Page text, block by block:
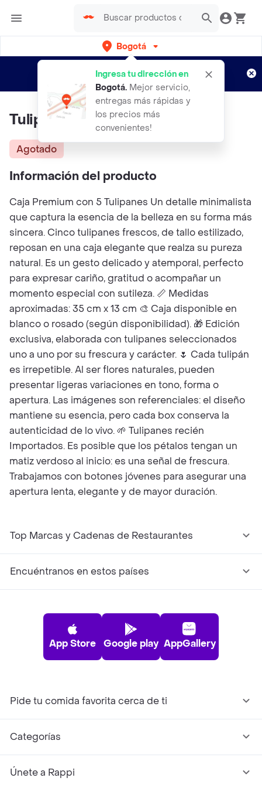
Bogotá
Ingresa tu dirección en
Bogotá. Mejor servicio,
entregas más rápidas y
los precios más
convenientes!
envíos gratis por semanas
Aplican TyC
Tulipanes Amarillos En Caja
Agotado
Información del producto
Caja Premium con 5 Tulipanes Un detalle minimalista
que captura la esencia de la belleza en su forma más
sincera. Cinco tulipanes frescos, de tallo estilizado,
reposan en una caja elegante que realza su pureza
natural. Es un gesto delicado y atemporal, perfecto
para expresar cariño, gratitud o acompañar un
momento especial con sutileza. 📏 Medidas
aproximadas: 35 cm x 13 cm 🎨 Caja disponible en
blanco o rosado (según disponibilidad). 🎁 Edición
exclusiva, elaborada con tulipanes seleccionados
uno a uno por su frescura y carácter. 🌷 Cada tulipán
es irrepetible. Al ser flores naturales, pueden
presentar ligeras variaciones en tono, forma o
apertura. Las imágenes son referenciales: el diseño
mantiene su esencia, pero cada box conserva la
autenticidad de lo vivo. 🌱 Tulipanes recién
Importados. Es posible que los pétalos tengan un
matiz verdoso al inicio: es una señal de frescura.
Trabajamos con botones jóvenes para asegurar una
apertura lenta, elegante y de mayor duración.
Top Marcas y Cadenas de Restaurantes
Encuéntranos en estos países
App Store Google play AppGallery
Pide tu comida favorita cerca de ti
Categorías
Únete a Rappi